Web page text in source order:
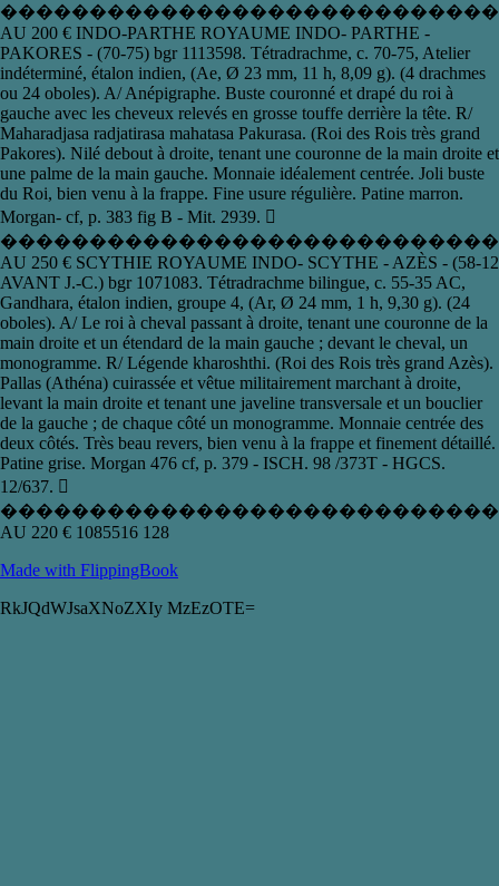
AU 200 € INDO-PARTHE ROYAUME INDO- PARTHE -
PAKORES - (70‑75) bgr 1113598. Tétradrachme, c. 70-75, Atelier
indéterminé, étalon indien, (Ae, Ø 23 mm, 11 h, 8,09 g). (4 drachmes
ou 24 oboles). A/ Anépigraphe. Buste couronné et drapé du roi à
gauche avec les cheveux relevés en grosse touffe derrière la tête. R/
Maharadjasa radjatirasa mahatasa Pakurasa. (Roi des Rois très grand
Pakores). Nilé debout à droite, tenant une couronne de la main droite et
une palme de la main gauche. Monnaie idéalement centrée. Joli buste
du Roi, bien venu à la frappe. Fine usure régulière. Patine marron.
Morgan- cf, p. 383 fig B - Mit. 2939. 
AU 250 € SCYTHIE ROYAUME INDO- SCYTHE - AZÈS - (58‑12
AVANT J.‑C.) bgr 1071083. Tétradrachme bilingue, c. 55-35 AC,
Gandhara, étalon indien, groupe 4, (Ar, Ø 24 mm, 1 h, 9,30 g). (24
oboles). A/ Le roi à cheval passant à droite, tenant une couronne de la
main droite et un étendard de la main gauche ; devant le cheval, un
monogramme. R/ Légende kharoshthi. (Roi des Rois très grand Azès).
Pallas (Athéna) cuirassée et vêtue militairement marchant à droite,
levant la main droite et tenant une javeline transversale et un bouclier
de la gauche ; de chaque côté un monogramme. Monnaie centrée des
deux côtés. Très beau revers, bien venu à la frappe et finement détaillé.
Patine grise. Morgan 476 cf, p. 379 - ISCH. 98 /373T - HGCS.
12/637. 
AU 220 € 1085516 128
Made with FlippingBook
RkJQdWJsaXNoZXIy MzEzOTE=